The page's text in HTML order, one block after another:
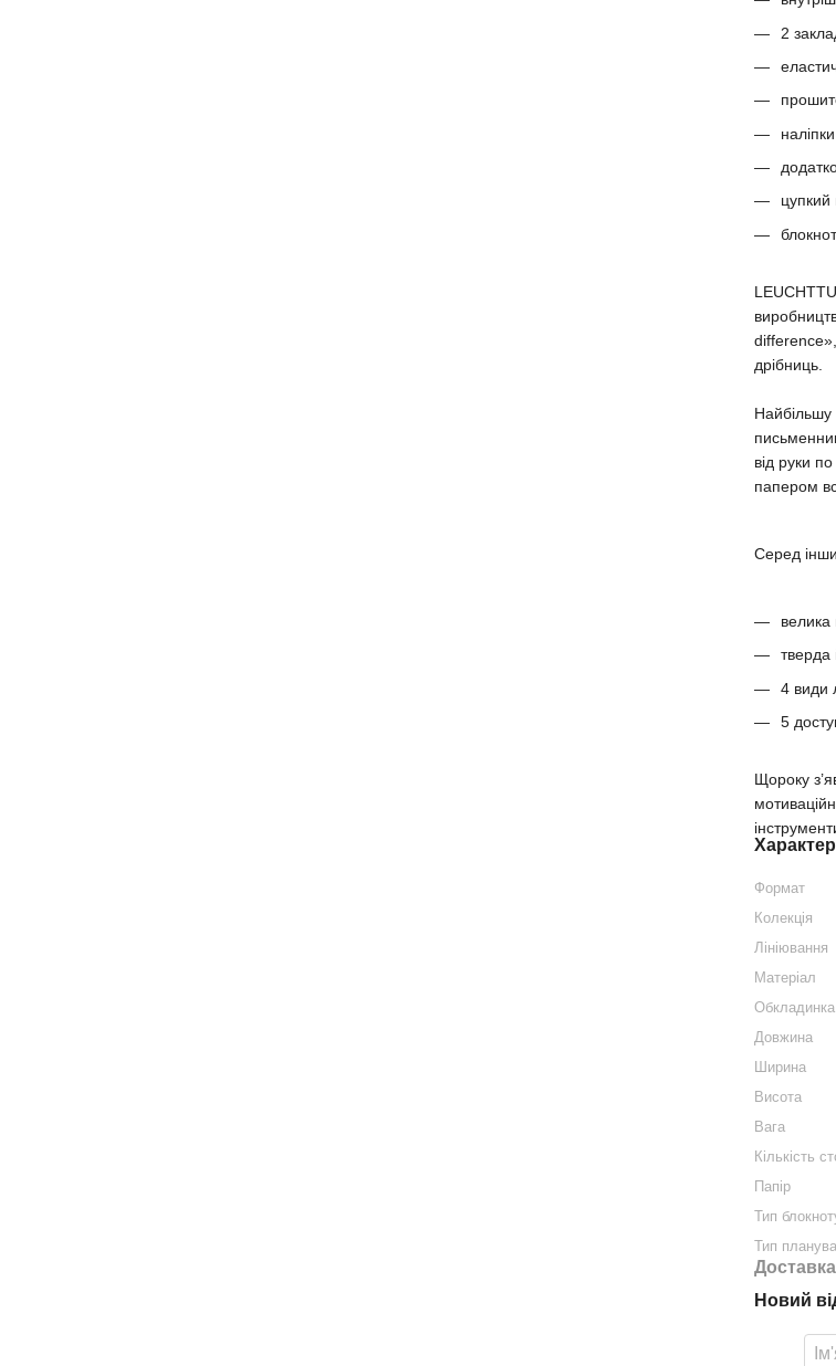
2
цупкий
difference»,
дрібниць.
Найбільшу
від руки
папером
Серед
велика
тверда
4 види
5
Щороку
Формат
Колекція
Лініювання
Матеріал
Обкладинка
Довжина
Ширина
Висота
Вага
Кількість
Папір
Тип
Тип
Доставка
Новий